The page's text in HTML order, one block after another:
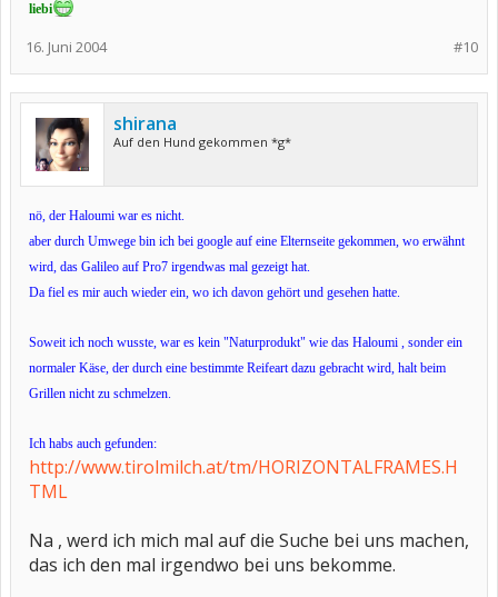
liebi
#10
16. Juni 2004
shirana
Auf den Hund gekommen *g*
nö, der Haloumi war es nicht.
aber durch Umwege bin ich bei google auf eine Elternseite gekommen, wo erwähnt
wird, das Galileo auf Pro7 irgendwas mal gezeigt hat.
Da fiel es mir auch wieder ein, wo ich davon gehört und gesehen hatte.
Soweit ich noch wusste, war es kein "Naturprodukt" wie das Haloumi , sonder ein
normaler Käse, der durch eine bestimmte Reifeart dazu gebracht wird, halt beim
Grillen nicht zu schmelzen.
Ich habs auch gefunden:
http://www.tirolmilch.at/tm/HORIZONTALFRAMES.H
TML
Na , werd ich mich mal auf die Suche bei uns machen,
das ich den mal irgendwo bei uns bekomme.